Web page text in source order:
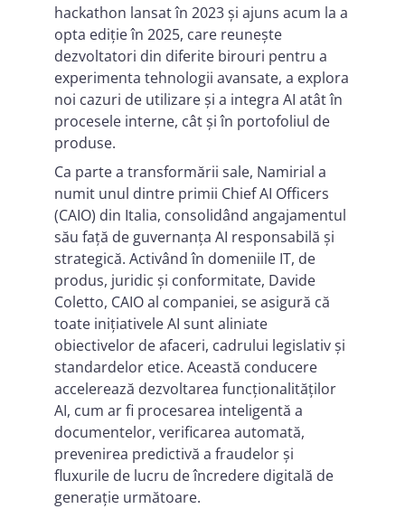
hackathon lansat în 2023 și ajuns acum la a
opta ediție în 2025, care reunește
dezvoltatori din diferite birouri pentru a
experimenta tehnologii avansate, a explora
noi cazuri de utilizare și a integra AI atât în
procesele interne, cât și în portofoliul de
produse.
Ca parte a transformării sale, Namirial a
numit unul dintre primii Chief AI Officers
(CAIO) din Italia, consolidând angajamentul
său față de guvernanța AI responsabilă și
strategică. Activând în domeniile IT, de
produs, juridic și conformitate, Davide
Coletto, CAIO al companiei, se asigură că
toate inițiativele AI sunt aliniate
obiectivelor de afaceri, cadrului legislativ și
standardelor etice. Această conducere
accelerează dezvoltarea funcționalităților
AI, cum ar fi procesarea inteligentă a
documentelor, verificarea automată,
prevenirea predictivă a fraudelor și
fluxurile de lucru de încredere digitală de
generație următoare.